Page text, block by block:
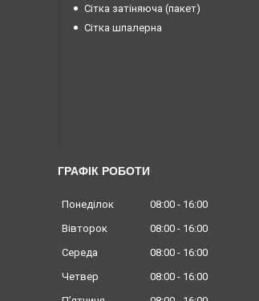
Сітка затіняюча (пакет)
Сітка шпалерна
ГРАФІК РОБОТИ
Понеділок 08:00
16:00
Вівторок
08:00
16:00
Середа
08:00
16:00
Четвер
08:00
16:00